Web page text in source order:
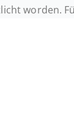
worden.